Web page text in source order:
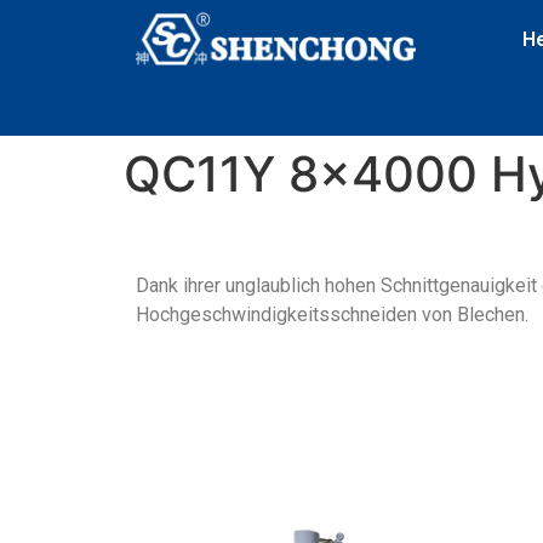
QC11Y 8×4000
Dank ihrer unglaublich hohen
Hochgeschwindigkeitsschneiden von Blechen.